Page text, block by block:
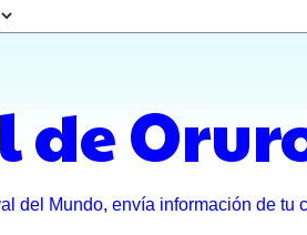
de
del Mundo, envía información de tu